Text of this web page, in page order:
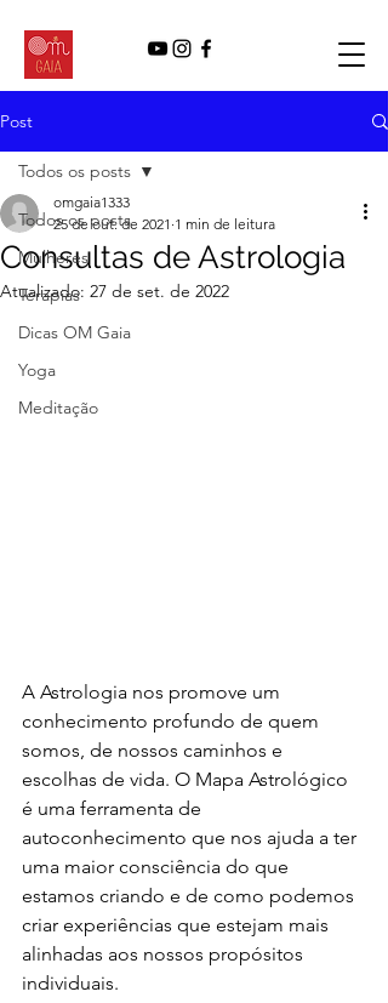
Post
Todos os posts
Mulheres
Terapias
Dicas OM Gaia
Yoga
Meditação
Todos os posts
Consultas de Astrologia
omgaia1333
25 de out. de 2021 1 min de leitura
Atualizado: 27 de set. de 2022
A Astrologia nos promove um
conhecimento profundo de quem
somos, de nossos caminhos e
escolhas de vida. O Mapa Astrológico
é uma ferramenta de
autoconhecimento que nos ajuda a ter
uma maior consciência do que
estamos criando e de como podemos
criar experiências que estejam mais
alinhadas aos nossos propósitos
individuais.